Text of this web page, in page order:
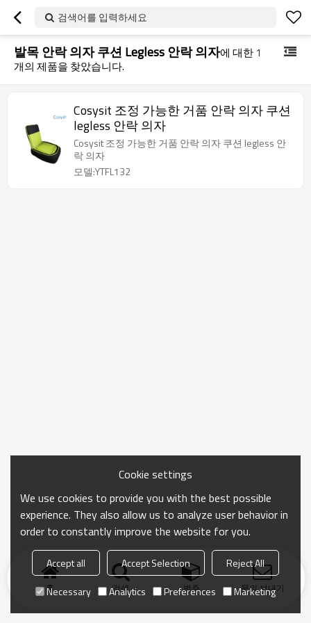
검색어를 입력하세요
발목 안락 의자 쿠션 Legless 안락 의자에 대한 1
개의 제품을 찾았습니다.
Cosysit 조정 가능한 거품 안락 의자 쿠션
legless 안락 의자
Cosysit 조정 가능한 거품 안락 의자 쿠션 legless 안
락 의자
모델:YTFL132
홈 검색 범주 문의 보내기
Cookie settings
We use cookies to provide you with the best possible
experience. They also allow us to analyze user behavior in
order to constantly improve the website for you.
Accept all Accept Selection
Reject All
Necessary
Analytics Preferences Marketing